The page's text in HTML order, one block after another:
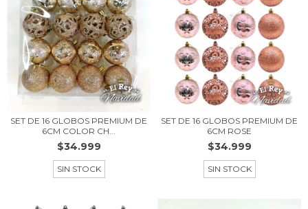
SET DE 16 GLOBOS PREMIUM DE
6CM COLOR CH...
$34.999
SIN STOCK
SET DE 16 GLOBOS PREMIUM DE
6CM ROSE
$34.999
SIN STOCK